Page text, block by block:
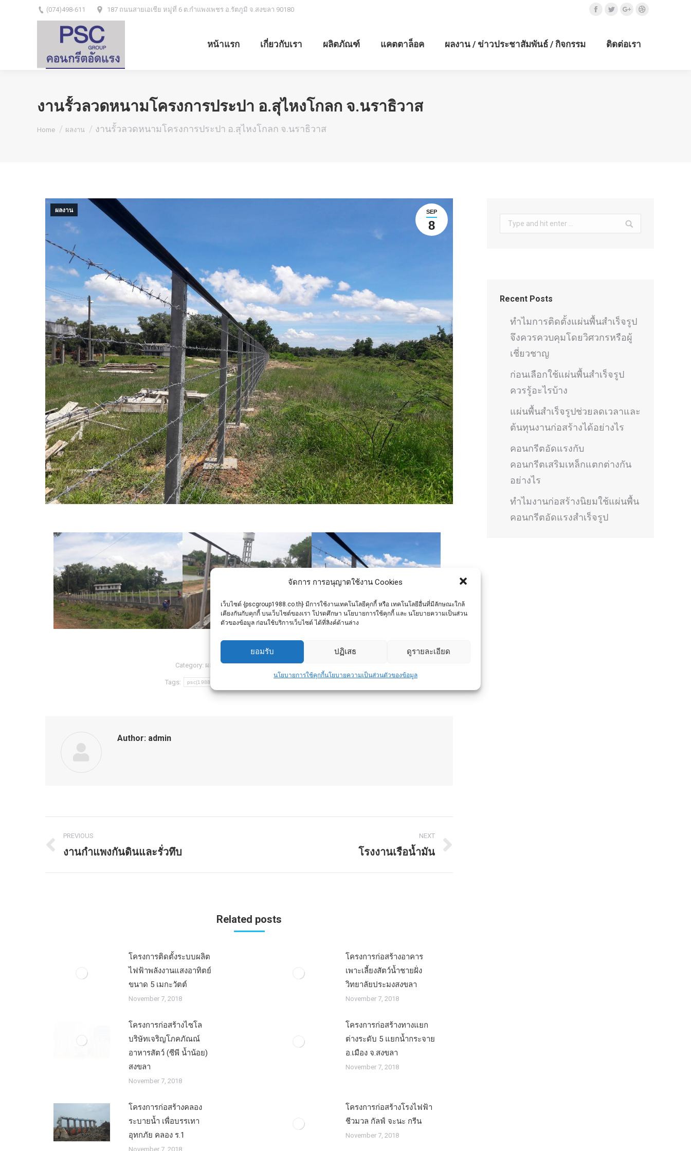
จัดการ การอนุญาตใช้งาน Cookies
เว็บไซต์ {pscgroup1988.co.th} มีการใช้งานเทคโนโลยีคุกกี้ หรือ เทคโนโลยีอื่นที่มีลักษณะใกล้
เคียงกันกับคุกกี้ บนเว็บไซต์ของเรา โปรดศึกษา นโยบายการใช้คุกกี้ และ นโยบายความเป็นส่วน
ตัวของข้อมูล ก่อนใช้บริการเว็บไซต์ ได้ที่ลิงค์ด้านล่าง
ยอมรับ ปฏิเสธ ดูรายละเอียด
นโยบายการใช้คุกกี้นโยบายความเป็นส่วนตัวของข้อมูล
(074)498-611 187 ถนนสายเอเชีย หมู่ที่ 6 ต.กำแพงเพชร อ.รัตภูมิ จ.สงขลา 90180 Facebook
TwitterGoogle+Dribbble
หน้าแรก เกี่ยวกับเรา ผลิตภัณฑ์ แคตตาล็อค ผลงาน / ข่าวประชาสัมพันธ์ / กิจกรรม ติดต่อเรา
งานรั้วลวดหนามโครงการประปา อ.สุไหงโกลก จ.นราธิวาส
Home ผลงาน งานรั้วลวดหนามโครงการประปา อ.สุไหงโกลก จ.นราธิวาส
SEP
8
ผลงาน
Category: ผลงาน Byadmin September 8, 2018
Tags: psc(1988)
Author: admin
Post
navigation
PREVIOUS
Previous
งานกำแพงกันดินและรั่วทึบ
NEXT
โรงงานเรือน้ำมัน
Related posts
โครงการติดตั้งระบบผลิต
ไฟฟ้าพลังงานแสงอาทิตย์
ขนาด 5 เมกะวัตต์
November 7, 2018
โครงการก่อสร้างอาคาร
เพาะเลี้ยงสัตว์น้ำชายฝั่ง
วิทยาลัยประมงสงขลา
November 7, 2018
โครงการก่อสร้างไซโล
บริษัทเจริญโภคภัณณ์
อาหารสัตว์ (ซีพี น้ำน้อย)
สงขลา
November 7, 2018
โครงการก่อสร้างทางแยก
ต่างระดับ 5 แยกน้ำกระจาย
อ.เมือง จ.สงขลา
November 7, 2018
โครงการก่อสร้างคลอง
ระบายน้ำ เพื่อบรรเทา
อุทกภัย คลอง ร.1
November 7, 2018
โครงการก่อสร้างโรงไฟฟ้า
ชีวมวล กัลฟ์ จะนะ กรีน
November 7, 2018
Search:
Recent Posts
ทำไมการติดตั้งแผ่นพื้นสำเร็จรูป
จึงควรควบคุมโดยวิศวกรหรือผู้
เชี่ยวชาญ
ก่อนเลือกใช้แผ่นพื้นสำเร็จรูป
ควรรู้อะไรบ้าง
แผ่นพื้นสำเร็จรูปช่วยลดเวลาและ
ต้นทุนงานก่อสร้างได้อย่างไร
คอนกรีตอัดแรงกับ
คอนกรีตเสริมเหล็กแตกต่างกัน
อย่างไร
ทำไมงานก่อสร้างนิยมใช้แผ่นพื้น
คอนกรีตอัดแรงสำเร็จรูป